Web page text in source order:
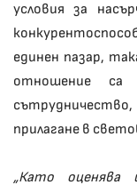
условия за
единен пазар,
отношение са
прилагане в
„Като оценява